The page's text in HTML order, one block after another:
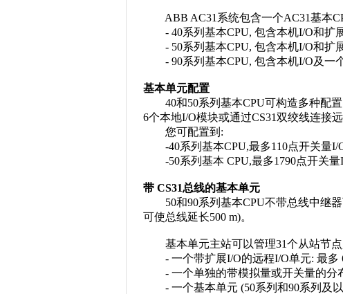
ABB AC31系统包含一个AC31基本
- 40系列基本CPU, 包含本机I/O和扩
- 50系列基本CPU, 包含本机I/O和扩
- 90系列基本CPU, 包含本机I/O及一
基本单元配置
40和50系列基本CPU可构造多种配置.
6个本地I/O模块或通过CS31双绞线连接远
您可配置到:
-40系列基本CPU,最多110点开关量I/
-50系列基本 CPU,最多1790点开关量I/
带 CS31总线的基本单元
50和90系列基本CPU不带总线中继器
可使总线延长500 m)。
基本单元主站可以管理31个从站节点
- 一个带扩展I/O的远程I/O单元: 最多
- 一个单独的带模拟量或开关量的分
- 一个基本单元 (50系列和90系列及以